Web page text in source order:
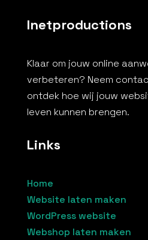
Inetproductions
Klaar om jouw online
verbeteren? Neem
ontdek hoe wij jouw
leven kunnen brengen.
Links
Home
Website laten maken
WordPress website
Webshop laten maken